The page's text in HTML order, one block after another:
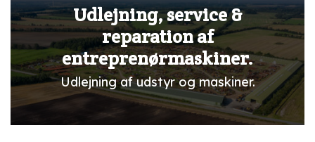
Udlejning, service &
reparation af
entreprenørmaskiner.
Udlejning af udstyr og maskiner.